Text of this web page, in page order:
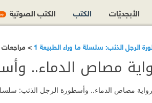
الذئب: سلسلة ما وراء الطبيعة 1 > مراجعات
مصاص الدماء..
الدماء.. وأسطورة الرجل الذئب: سلسلة ما وراء الطبيعة 1؟ اقرأ مراجعات
الأبجديّات الكتب الكتب الصوتية